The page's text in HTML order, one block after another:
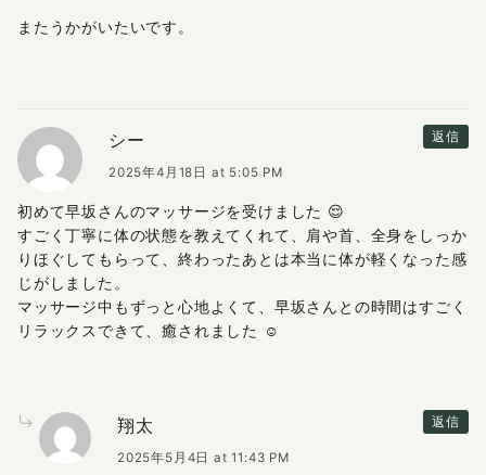
またうかがいたいです。
返信
シー
2025年4月18日 at 5:05 PM
初めて早坂さんのマッサージを受けました 😌
すごく丁寧に体の状態を教えてくれて、肩や首、全身をしっか
りほぐしてもらって、終わったあとは本当に体が軽くなった感
じがしました。
マッサージ中もずっと心地よくて、早坂さんとの時間はすごく
リラックスできて、癒されました ☺️
返信
翔太
2025年5月4日 at 11:43 PM